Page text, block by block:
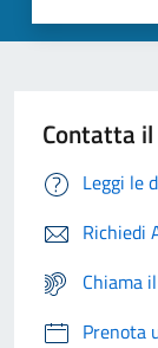
Contatta
Leggi le
Richiedi
Chiama
Prenota